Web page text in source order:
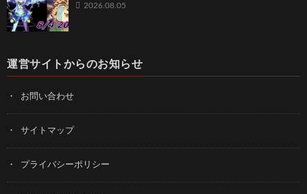
2026.08.05
運営サイトからのお知らせ
お問い合わせ
サイトマップ
プライバシーポリシー